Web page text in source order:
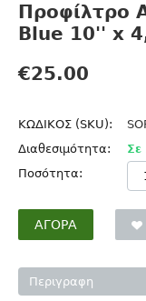
Προφίλτρο
Blue 10'' x
€25.00
ΚΩΔΙΚΟΣ (SKU):
Διαθεσιμότητα:
Ποσότητα:
ΑΓΟΡΆ
Περιγραφη